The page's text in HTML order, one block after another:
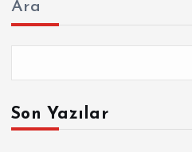
Ara
Son Yazılar